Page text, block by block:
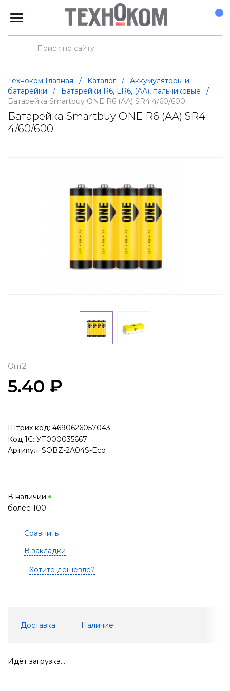
Техноком Главная / Каталог /
Аккумуляторы и
батарейки
/ Батарейки R6, LR6, (АА), пальчиковые
/
Батарейка Smartbuy ONE R6 (AA) SR4 4/60/600
Батарейка Smartbuy ONE R6 (AA) SR4
4/60/600
Опт2:
5.40 ₽
Штрих код: 4690626057043
Код 1С: УТ000035667
Артикул: SOBZ-2A04S-Eco
В наличии
более 100
Сравнить
В закладки
Хотите дешевле?
Доставка Наличие
Идёт загрузка...